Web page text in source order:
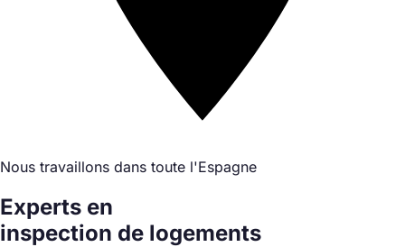
Nous travaillons dans toute l'Espagne
Experts en
inspection de logements